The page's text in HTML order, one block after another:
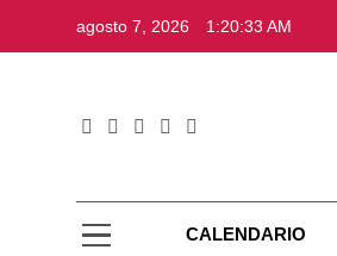
agosto 7, 2026 1:20:34 AM
CALENDARIO